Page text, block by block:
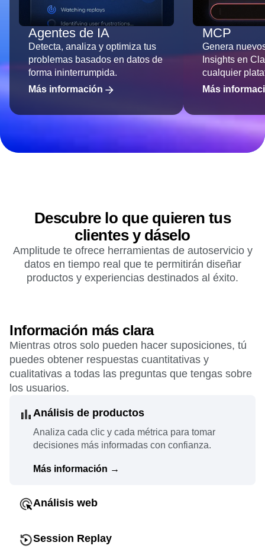
Agentes de IA
Detecta, analiza y optimiza tus
problemas basados en datos de
forma ininterrumpida.
Más información
MCP
Genera
Insights en
cualquier
Más
Descubre lo que quieren tus
clientes y dáselo
Amplitude te ofrece herramientas de autoservicio y
datos en tiempo real que te permitirán diseñar
productos y experiencias destinados al éxito.
Información más clara
Mientras otros solo pueden hacer suposiciones, tú
puedes obtener respuestas cuantitativas y
cualitativas a todas las preguntas que tengas sobre
los usuarios.
Análisis de productos
Analiza cada clic y cada métrica para tomar
decisiones más informadas con confianza.
Más información →
Análisis web
personaliza el contenido dinámico a lo largo de
Session Replay